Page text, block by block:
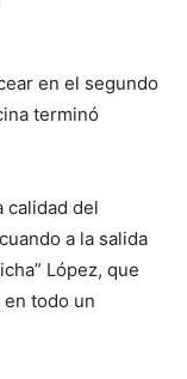
en el segundo
terminó
calidad del
a la salida
López, que
todo un